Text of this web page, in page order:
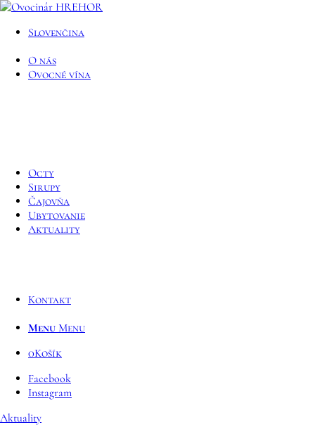
Slovenčina
O nás
Ovocné vína
Octy
Sirupy
Čajovňa
Ubytovanie
Aktuality
Kontakt
Menu Menu
0Košík
Facebook
Instagram
Aktuality